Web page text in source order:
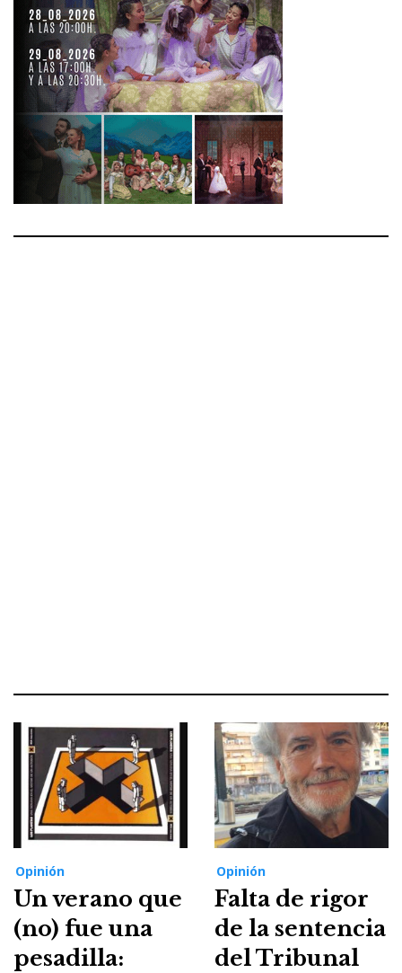
Opinión
Un verano que
(no) fue una
pesadilla:
Opinión
Falta de rigor
de la sentencia
del Tribunal